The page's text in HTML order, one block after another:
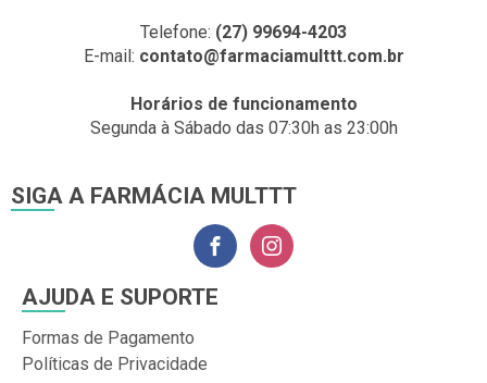
Telefone: (27) 99694-4203
E-mail: contato@farmaciamulttt.com.br
Horários de funcionamento
Segunda à Sábado das 07:30h as 23:00h
SIGA A FARMÁCIA MULTTT
AJUDA E SUPORTE
Formas de Pagamento
Políticas de Privacidade